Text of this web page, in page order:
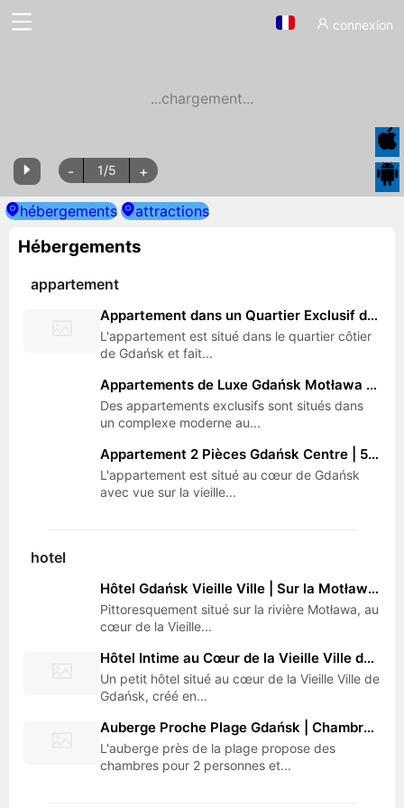
connexion
...chargement...
- 1/5 +
hébergements attractions
Hébergements
appartement
Appartement dans un Quartier Exclusif de Gdańsk | 300m de la Plage et de la Jetée | Proche Sopot, Stade et Ergo Arena
L'appartement est situé dans le quartier côtier
de Gdańsk et fait...
Appartements de Luxe Gdańsk Motława | Vue Grue, Proche Rue Długa et Marina
Des appartements exclusifs sont situés dans
un complexe moderne au...
Appartement 2 Pièces Gdańsk Centre | 5 Minutes de la Vieille Ville, Vue sur Monuments et Lave-Linge
L'appartement est situé au cœur de Gdańsk
avec vue sur la vieille...
hotel
Hôtel Gdańsk Vieille Ville | Sur la Motława, Bien-être avec Terrasse, Salles de Conférence et Vue Grue
Pittoresquement situé sur la rivière Motława, au
cœur de la Vieille...
Hôtel Intime au Cœur de la Vieille Ville de Gdańsk | Appartements Spacieux, Petit Déjeuner et Parking Privé
Un petit hôtel situé au cœur de la Vieille Ville de
Gdańsk, créé en...
Auberge Proche Plage Gdańsk | Chambres 2/4 Personnes, Kitchenette et Wi-Fi | 20 Minutes du Centre
L'auberge près de la plage propose des
chambres pour 2 personnes et...